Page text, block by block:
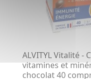
ALVITYL Vitalité -
vitamines et
chocolat 40